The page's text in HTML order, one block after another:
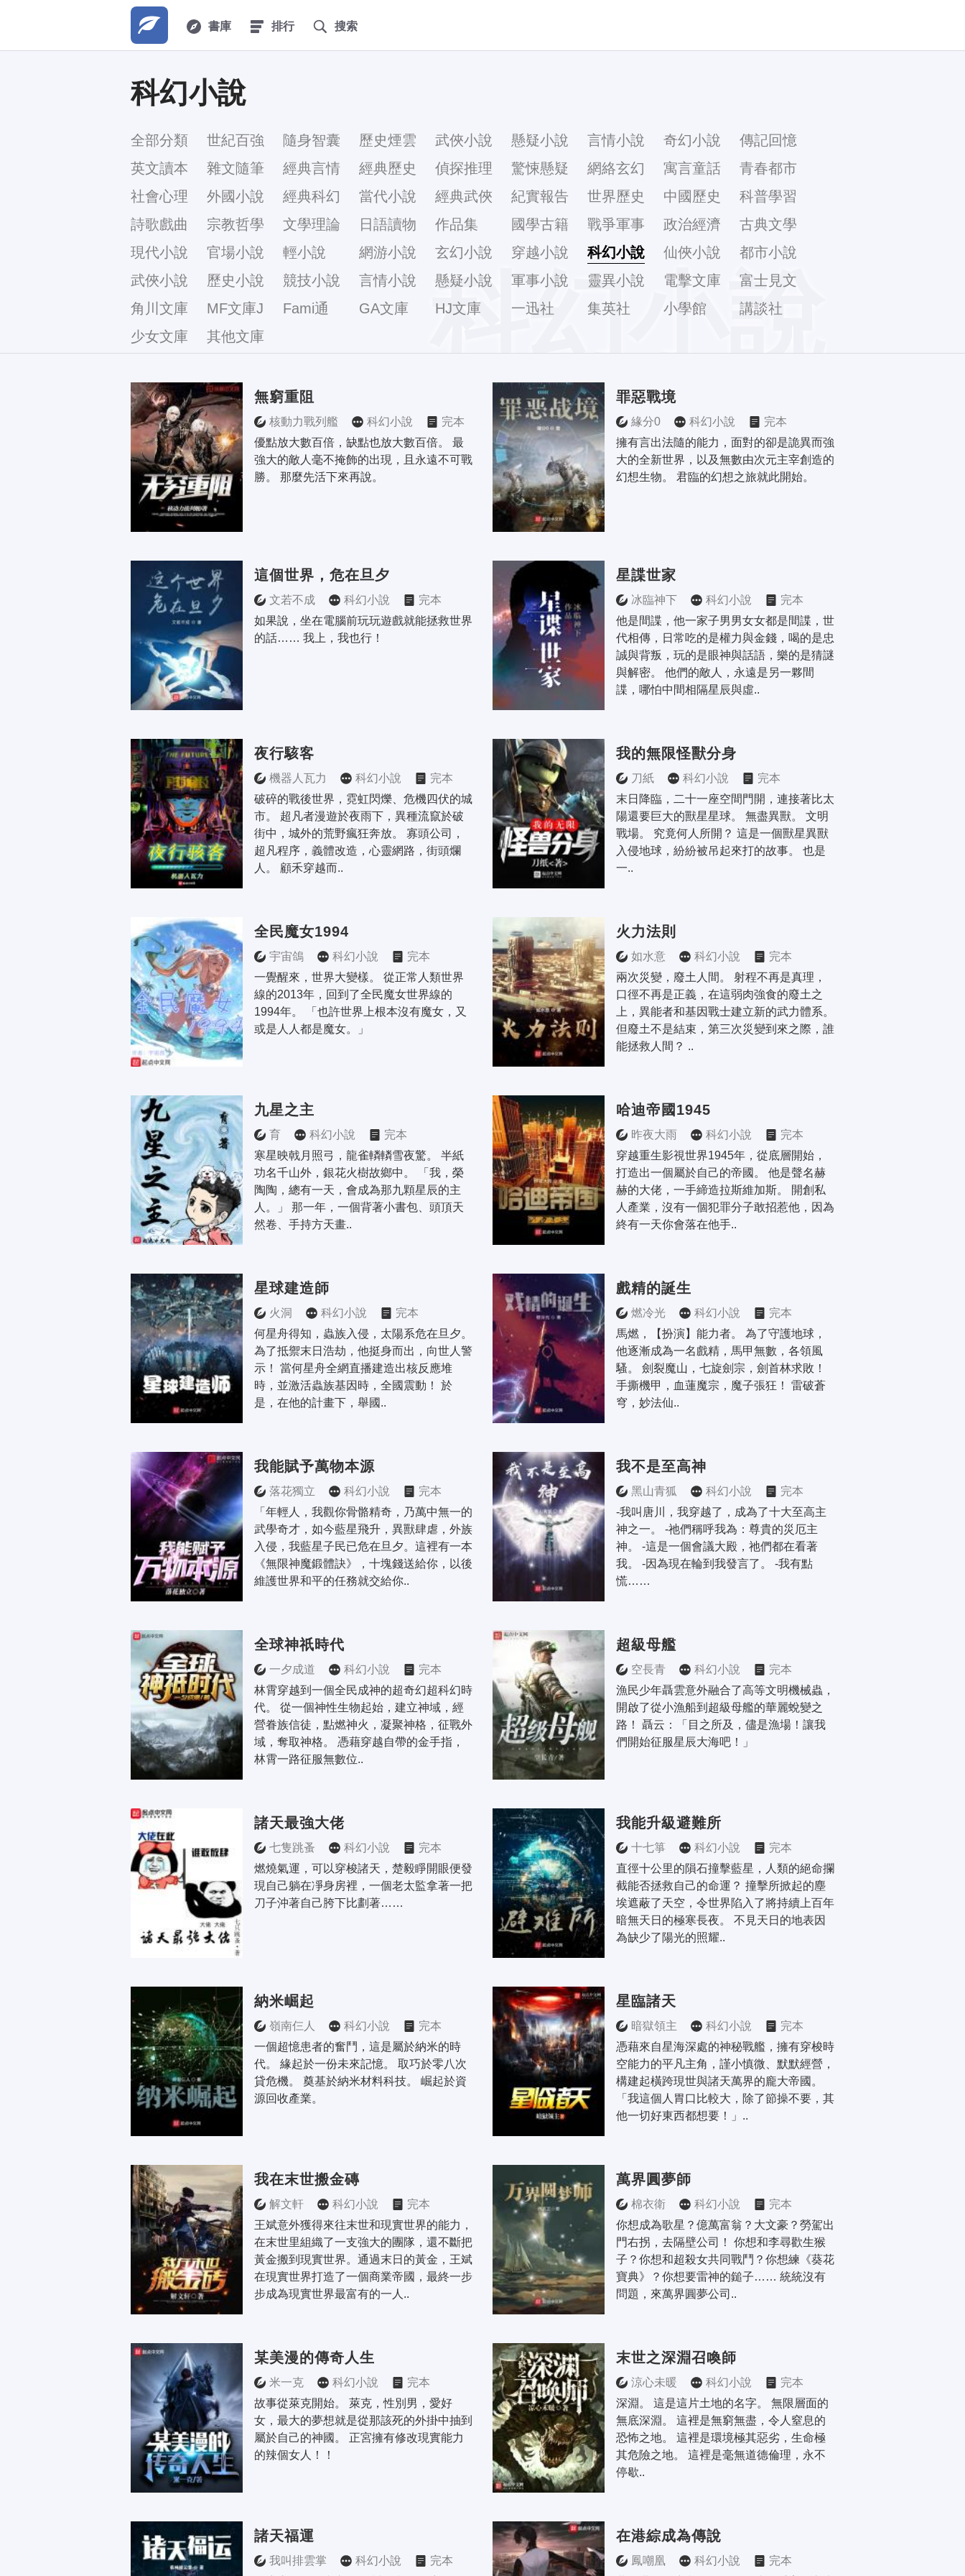
書庫 排行 搜索
科幻小說
科幻小說
全部分類 世紀百強 隨身智囊 歷史煙雲 武俠小說 懸疑小說 言情小說 奇幻小說
傳記回憶
英文讀本
雜文隨筆 經典言情 經典歷史 偵探推理 驚悚懸疑 網絡玄幻 寓言童話
青春都市
社會心理
外國小說 經典科幻 當代小說 經典武俠 紀實報告 世界歷史 中國歷史
科普學習
詩歌戲曲
宗教哲學 文學理論 日語讀物 作品集 國學古籍 戰爭軍事 政治經濟
古典文學
現代小說
官場小說 輕小說 網游小說 玄幻小說 穿越小說 科幻小說 仙俠小說
都市小說
武俠小說
歷史小說 競技小說 言情小說 懸疑小說 軍事小說 靈異小說 電擊文庫
富士見文
庫
角川文庫 MF文庫J
Fami通
GA文庫 HJ文庫 一迅社 集英社 小學館
講談社
少女文庫
其他文庫
無窮重阻
核動力戰列艦 科幻小說
完本
優點放大數百倍，缺點也放大數百倍。 最
強大的敵人毫不掩飾的出現，且永遠不可戰
勝。 那麼先活下來再說。
罪惡戰境
緣分0 科幻小說
完本
擁有言出法隨的能力，面對的卻是詭異而強
大的全新世界，以及無數由次元主宰創造的
幻想生物。 君臨的幻想之旅就此開始。
這個世界，危在旦夕
文若不成 科幻小說
完本
如果說，坐在電腦前玩玩遊戲就能拯救世界
的話…… 我上，我也行！
星諜世家
冰臨神下 科幻小說
完本
他是間諜，他一家子男男女女都是間諜，世
代相傳，日常吃的是權力與金錢，喝的是忠
誠與背叛，玩的是眼神與話語，樂的是猜謎
與解密。 他們的敵人，永遠是另一夥間
諜，哪怕中間相隔星辰與虛..
夜行駭客
機器人瓦力 科幻小說
完本
破碎的戰後世界，霓虹閃爍、危機四伏的城
市。 超凡者漫遊於夜雨下，異種流竄於破
街中，城外的荒野瘋狂奔放。 寡頭公司，
超凡程序，義體改造，心靈網路，街頭爛
人。 顧禾穿越而..
我的無限怪獸分身
刀紙 科幻小說
完本
末日降臨，二十一座空間門開，連接著比太
陽還要巨大的獸星星球。 無盡異獸。 文明
戰場。 究竟何人所開？ 這是一個獸星異獸
入侵地球，紛紛被吊起來打的故事。 也是
一..
全民魔女1994
宇宙鴿 科幻小說
完本
一覺醒來，世界大變樣。 從正常人類世界
線的2013年，回到了全民魔女世界線的
1994年。 「也許世界上根本沒有魔女，又
或是人人都是魔女。」
火力法則
如水意 科幻小說
完本
兩次災變，廢土人間。 射程不再是真理，
口徑不再是正義，在這弱肉強食的廢土之
上，異能者和基因戰士建立新的武力體系。
但廢土不是結束，第三次災變到來之際，誰
能拯救人間？ ..
九星之主
育 科幻小說
完本
寒星映戟月照弓，龍雀轔轔雪夜驚。 半紙
功名千山外，銀花火樹故鄉中。 「我，榮
陶陶，總有一天，會成為那九顆星辰的主
人。」 那一年，一個背著小書包、頭頂天
然卷、手持方天畫..
哈迪帝國1945
昨夜大雨 科幻小說
完本
穿越重生影視世界1945年，從底層開始，
打造出一個屬於自己的帝國。 他是聲名赫
赫的大佬，一手締造拉斯維加斯。 開創私
人產業，沒有一個犯罪分子敢招惹他，因為
終有一天你會落在他手..
星球建造師
火洞 科幻小說
完本
何星舟得知，蟲族入侵，太陽系危在旦夕。
為了抵禦末日浩劫，他挺身而出，向世人警
示！ 當何星舟全網直播建造出核反應堆
時，並激活蟲族基因時，全國震動！ 於
是，在他的計畫下，舉國..
戲精的誕生
燃冷光 科幻小說
完本
馬燃，【扮演】能力者。 為了守護地球，
他逐漸成為一名戲精，馬甲無數，各領風
騷。 劍裂魔山，七旋劍宗，劍首林求敗！
手撕機甲，血蓮魔宗，魔子張狂！ 雷破蒼
穹，妙法仙..
我能賦予萬物本源
落花獨立 科幻小說
完本
「年輕人，我觀你骨骼精奇，乃萬中無一的
武學奇才，如今藍星飛升，異獸肆虐，外族
入侵，我藍星子民已危在旦夕。這裡有一本
《無限神魔鍛體訣》，十塊錢送給你，以後
維護世界和平的任務就交給你..
我不是至高神
黑山青狐 科幻小說
完本
-我叫唐川，我穿越了，成為了十大至高主
神之一。 -祂們稱呼我為：尊貴的災厄主
神。 -這是一個會議大殿，祂們都在看著
我。 -因為現在輪到我發言了。 -我有點
慌……
全球神祇時代
一夕成道 科幻小說
完本
林霄穿越到一個全民成神的超奇幻超科幻時
代。 從一個神性生物起始，建立神域，經
營眷族信徒，點燃神火，凝聚神格，征戰外
域，奪取神格。 憑藉穿越自帶的金手指，
林霄一路征服無數位..
超級母艦
空長青 科幻小說
完本
漁民少年聶雲意外融合了高等文明機械蟲，
開啟了從小漁船到超級母艦的華麗蛻變之
路！ 聶云：「目之所及，儘是漁場！讓我
們開始征服星辰大海吧！」
諸天最強大佬
七隻跳蚤 科幻小說
完本
燃燒氣運，可以穿梭諸天，楚毅睜開眼便發
現自己躺在凈身房裡，一個老太監拿著一把
刀子沖著自己胯下比劃著……
我能升級避難所
十七箏 科幻小說
完本
直徑十公里的隕石撞擊藍星，人類的絕命攔
截能否拯救自己的命運？ 撞擊所掀起的塵
埃遮蔽了天空，令世界陷入了將持續上百年
暗無天日的極寒長夜。 不見天日的地表因
為缺少了陽光的照耀..
納米崛起
嶺南仨人 科幻小說
完本
一個超憶患者的奮鬥，這是屬於納米的時
代。 緣起於一份未來記憶。 取巧於零八次
貸危機。 奠基於納米材料科技。 崛起於資
源回收產業。
星臨諸天
暗獄領主 科幻小說
完本
憑藉來自星海深處的神秘戰艦，擁有穿梭時
空能力的平凡主角，謹小慎微、默默經營，
構建起橫跨現世與諸天萬界的龐大帝國。
「我這個人胃口比較大，除了節操不要，其
他一切好東西都想要！」..
我在末世搬金磚
解文軒 科幻小說
完本
王斌意外獲得來往末世和現實世界的能力，
在末世里組織了一支強大的團隊，還不斷把
黃金搬到現實世界。通過末日的黃金，王斌
在現實世界打造了一個商業帝國，最終一步
步成為現實世界最富有的一人..
萬界圓夢師
棉衣衛 科幻小說
完本
你想成為歌星？億萬富翁？大文豪？勞駕出
門右拐，去隔壁公司！ 你想和李尋歡生猴
子？你想和超殺女共同戰鬥？你想練《葵花
寶典》？你想要雷神的鎚子…… 統統沒有
問題，來萬界圓夢公司..
某美漫的傳奇人生
米一克 科幻小說
完本
故事從萊克開始。 萊克，性別男，愛好
女，最大的夢想就是從那該死的外掛中抽到
屬於自己的神國。 正宮擁有修改現實能力
的辣個女人！！
末世之深淵召喚師
涼心未暖 科幻小說
完本
深淵。 這是這片土地的名字。 無限層面的
無底深淵。 這裡是無窮無盡，令人窒息的
恐怖之地。 這裡是環境極其惡劣，生命極
其危險之地。 這裡是毫無道德倫理，永不
停歇..
諸天福運
我叫排雲掌 科幻小說
完本
在港綜成為傳說
鳳嘲凰 科幻小說
完本